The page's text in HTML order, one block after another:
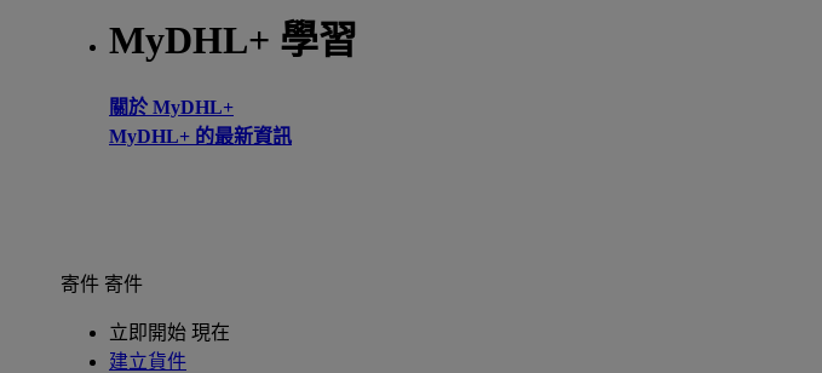
MyDHL+ 學習
關於 MyDHL+
MyDHL+ 的最新資訊
寄件 寄件
立即開始 現在
建立貨件